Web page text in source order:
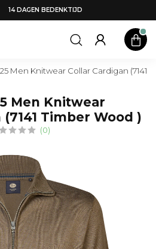
14 DAGEN BEDENKTIJD
Men Knitwear Collar Cardigan (7141
Men Knitwear
Timber Wood )
(0)